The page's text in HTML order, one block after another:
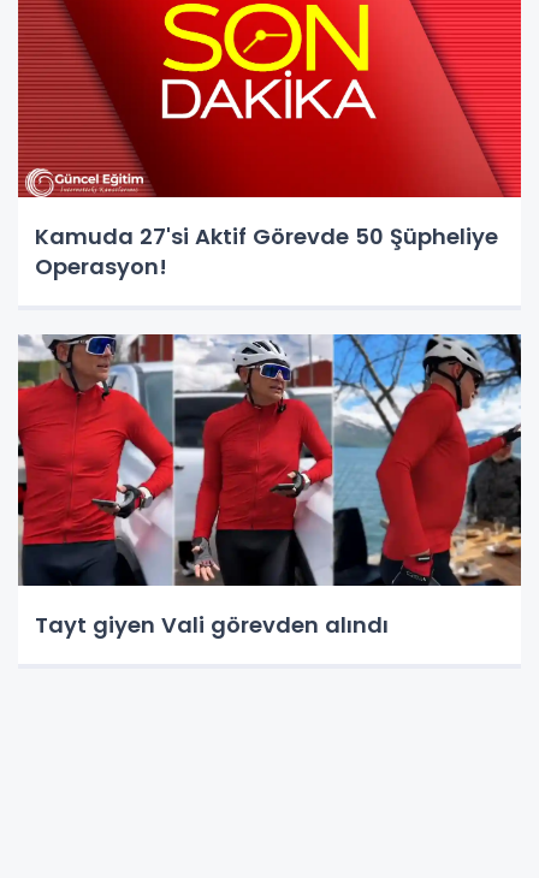
Kamuda 27'si Aktif Görevde 50 Şüpheliye
Operasyon!
Tayt giyen Vali görevden alındı